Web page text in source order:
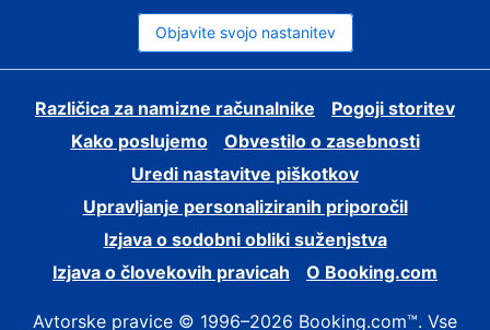
Objavite svojo nastanitev
Različica za namizne računalnike
Pogoji storitev
Kako poslujemo
Obvestilo o zasebnosti
Uredi nastavitve piškotkov
Upravljanje personaliziranih priporočil
Izjava o sodobni obliki suženjstva
Izjava o človekovih pravicah
O Booking.com
Avtorske pravice © 1996–2026 Booking.com™. Vse